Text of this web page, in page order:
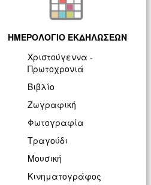
ΗΜΕΡΟΛΟΓΙΟ ΕΚΔΗΛΩΣΕΩΝ
Χριστούγεννα -
Πρωτοχρονιά
Βιβλίο
Ζωγραφική
Φωτογραφία
Τραγούδι
Μουσική
Κινηματογράφος